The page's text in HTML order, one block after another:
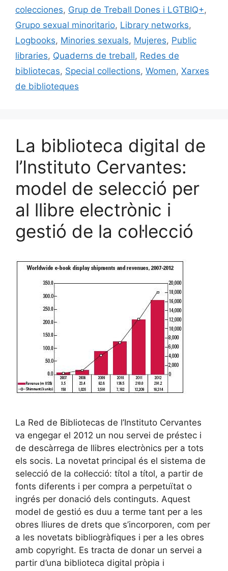
colecciones, Grup de Treball Dones i LGTBIQ+,
Grupo sexual minoritario, Library networks,
Logbooks, Minories sexuals, Mujeres, Public
libraries, Quaderns de treball, Redes de
bibliotecas, Special collections, Women, Xarxes
de biblioteques
La biblioteca digital de
l’Instituto Cervantes:
model de selecció per
al llibre electrònic i
gestió de la col·lecció
La Red de Bibliotecas de l’Instituto Cervantes
va engegar el 2012 un nou servei de préstec i
de descàrrega de llibres electrònics per a tots
els socis. La novetat principal és el sistema de
selecció de la col·lecció: títol a títol, a partir de
fonts diferents i per compra a perpetuïtat o
ingrés per donació dels continguts. Aquest
model de gestió es duu a terme tant per a les
obres lliures de drets que s’incorporen, com per
a les novetats bibliogràfiques i per a les obres
amb copyright. Es tracta de donar un servei a
partir d’una biblioteca digital pròpia i